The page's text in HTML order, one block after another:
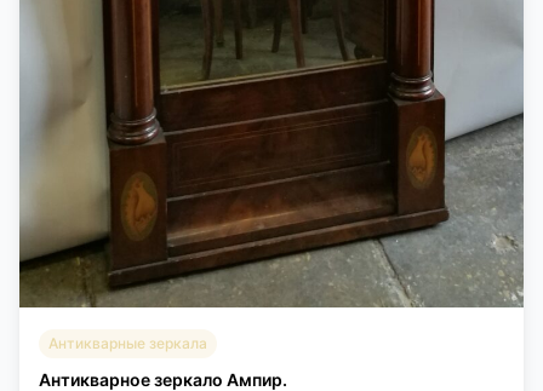
Антикварные зеркала
Антикварное зеркало Ампир.